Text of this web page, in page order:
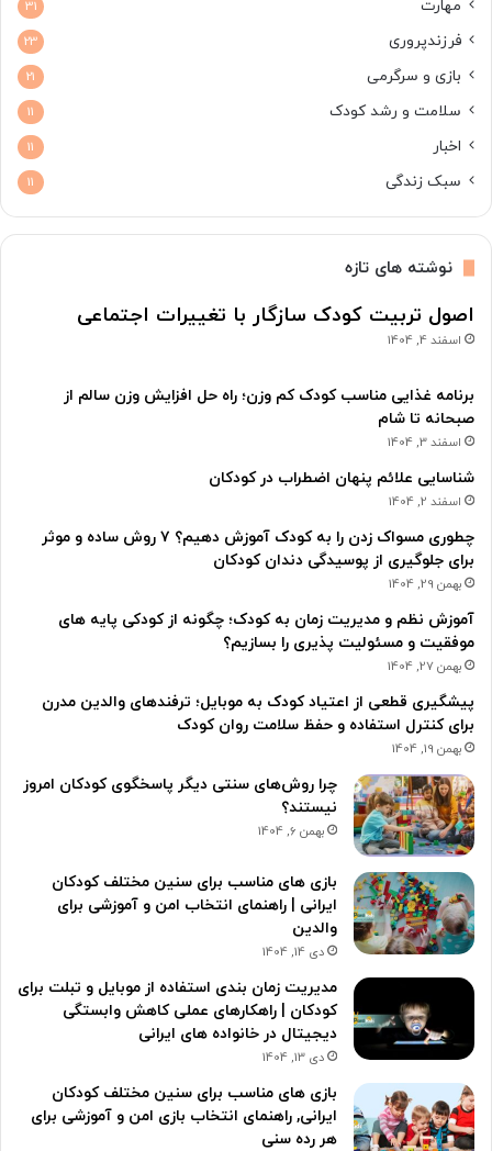
مهارت 31
فرزندپروری 23
بازی و سرگرمی 21
سلامت و رشد کودک 11
اخبار 11
سبک زندگی 11
نوشته های تازه
اصول تربیت کودک سازگار با تغییرات اجتماعی
اسفند 4, 1404
برنامه غذایی مناسب کودک کم وزن؛ راه حل افزایش وزن سالم از
صبحانه تا شام
اسفند 3, 1404
شناسایی علائم پنهان اضطراب در کودکان
اسفند 2, 1404
چطوری مسواک زدن را به کودک آموزش دهیم؟ ۷ روش ساده و موثر
برای جلوگیری از پوسیدگی دندان کودکان
بهمن 29, 1404
آموزش نظم و مدیریت زمان به کودک؛ چگونه از کودکی پایه های
موفقیت و مسئولیت پذیری را بسازیم؟
بهمن 27, 1404
پیشگیری قطعی از اعتیاد کودک به موبایل؛ ترفندهای والدین مدرن
برای کنترل استفاده و حفظ سلامت روان کودک
بهمن 19, 1404
چرا روش‌های سنتی دیگر پاسخگوی کودکان امروز
نیستند؟
بهمن 6, 1404
بازی های مناسب برای سنین مختلف کودکان
ایرانی | راهنمای انتخاب امن و آموزشی برای
والدین
دی 14, 1404
مدیریت زمان بندی استفاده از موبایل و تبلت برای
کودکان | راهکارهای عملی کاهش وابستگی
دیجیتال در خانواده های ایرانی
دی 13, 1404
بازی های مناسب برای سنین مختلف کودکان
ایرانی, راهنمای انتخاب بازی امن و آموزشی برای
هر رده سنی